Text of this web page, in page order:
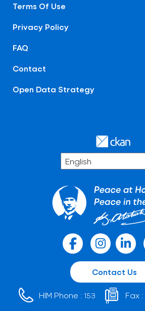
Terms Of Use
Privacy Policy
FAQ
Contact
Open Data Strategy
Contact Us
HIM Phone : 153 Fax :